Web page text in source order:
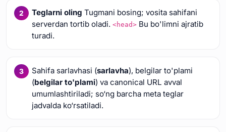
Teglarni oling Tugmani bosing; vosita sahifani
serverdan tortib oladi. <head>Bu bo'limni ajratib
turadi.
Sahifa sarlavhasi (sarlavha), belgilar to'plami
(belgilar to'plami) va canonical URL avval
umumlashtiriladi; so‘ng barcha meta teglar
jadvalda ko‘rsatiladi.